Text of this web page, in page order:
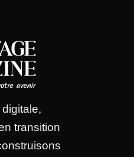
transition